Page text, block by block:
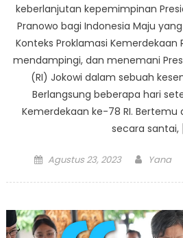
keberlanjutan kepemimpinan
Pranowo bagi Indonesia Maju
Konteks Proklamasi Kemerdekaan
mendampingi, dan menemani
(RI) Jokowi dalam sebuah
Berlangsung beberapa hari
Kemerdekaan ke-78 RI. Bertemu
secara santai,
Posted
Agustus 23, 2023 Author
Yana